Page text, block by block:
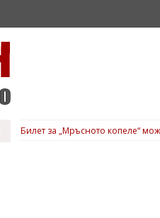
Билет за „Мръсното копеле“